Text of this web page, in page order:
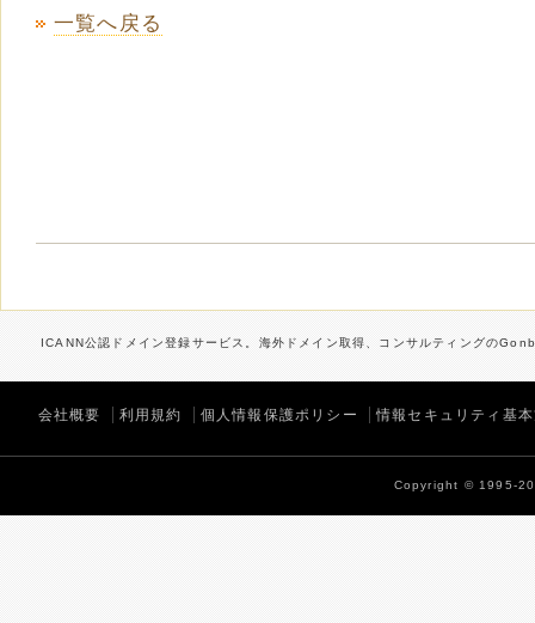
一覧へ戻る
ICANN公認ドメイン登録サービス。海外ドメイン取得、コンサルティングの
会社概要 利用規約 個人情報保護ポリシー 情報セキュリティ基
Copyright © 1995-